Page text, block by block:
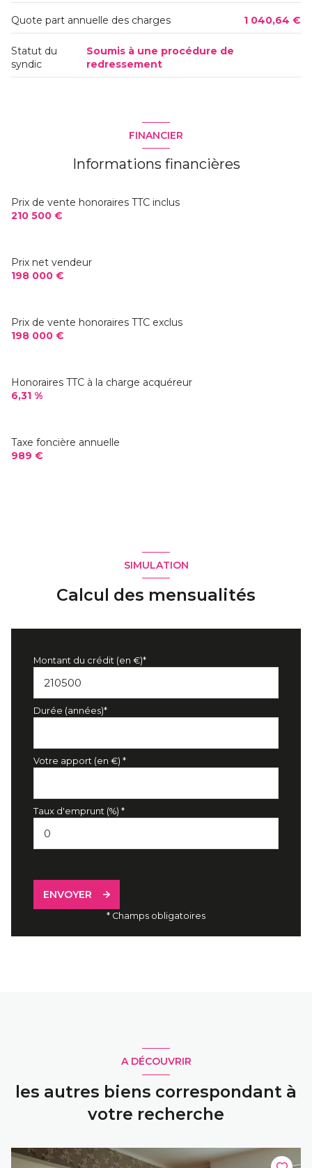
20,23 m²
Quote part annuelle des charges 1 040,64 €
Statut du
syndic
Soumis à une procédure de
redressement
FINANCIER
Informations financières
Prix de vente honoraires TTC inclus
210 500 €
Prix net vendeur
198 000 €
Prix de vente honoraires TTC exclus
198 000 €
Honoraires TTC à la charge acquéreur
6,31 %
Taxe foncière annuelle
989 €
SIMULATION
Calcul des mensualités
Montant du crédit (en €)*
Durée (années)*
Votre apport (en €) *
Taux d'emprunt (%) *
ENVOYER
* Champs obligatoires
A DÉCOUVRIR
les autres biens correspondant à
votre recherche